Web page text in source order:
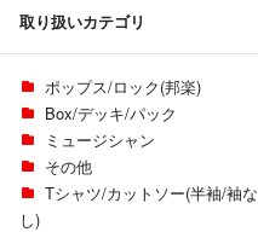
取り扱いカテゴリ
ポップス/ロック(邦楽)
Box/デッキ/パック
ミュージシャン
その他
Tシャツ/カットソー(半袖/袖な
し)